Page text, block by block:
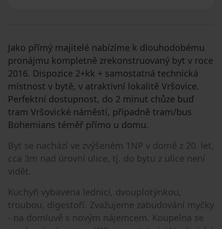
Jako přímý majitelé nabízíme k dlouhodobému
pronájmu kompletně zrekonstruovaný byt v roce
2016. Dispozice 2+kk + samostatná technická
místnost v bytě, v atraktivní lokalitě Vršovice.
Perfektní dostupnost, do 2 minut chůze buď
tram Vršovické náměstí, případně tram/bus
Bohemians téměř přímo u domu.
Byt se nachází ve zvýšeném 1NP v domě z 20. let,
cca 3m nad úrovní ulice, tj. do bytu z ulice není
vidět.
Kuchyň vybavena lednicí, dvouplotýnkou,
troubou, digestoří. Zvažujeme zabudování myčky
- na domluvě s novým nájemcem. Koupelna se